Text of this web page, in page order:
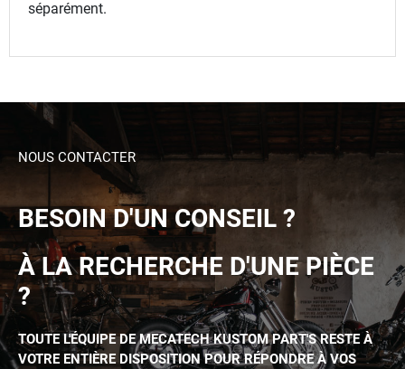
séparément.
NOUS CONTACTER
BESOIN D'UN CONSEIL ?
À LA RECHERCHE D'UNE PIÈCE
?
TOUTE L'ÉQUIPE DE MECATECH KUSTOM PART'S RESTE À
VOTRE ENTIÈRE DISPOSITION POUR RÉPONDRE À VOS